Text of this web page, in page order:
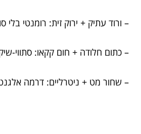
– ורוד עתיק + ירוק זית: רומנטי בלי
– כתום חלודה + חום קקאו: סתווי-
– שחור מט + ניטרליים: דרמה